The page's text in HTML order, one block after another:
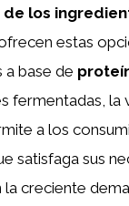
los
estas
a base de
fermentadas, la
a los
satisfaga sus
la creciente